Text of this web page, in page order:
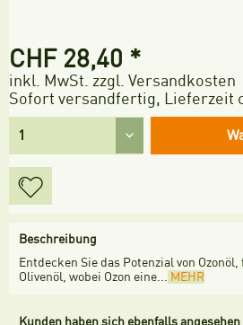
CHF 28,40 *
inkl. MwSt. zzgl. Versandkosten
Sofort versandfertig, Lieferzeit
Beschreibung
Entdecken Sie das Potenzial von
Olivenöl, wobei Ozon eine... MEHR
Kunden haben sich ebenfalls angesehen